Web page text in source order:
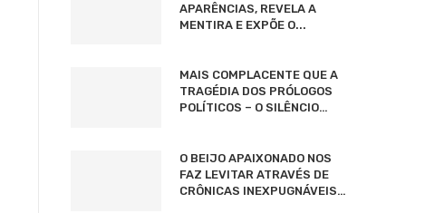
APARÊNCIAS, REVELA A
MENTIRA E EXPÕE O...
MAIS COMPLACENTE QUE A
TRAGÉDIA DOS PRÓLOGOS
POLÍTICOS – O SILÊNCIO…
O BEIJO APAIXONADO NOS
FAZ LEVITAR ATRAVÉS DE
CRÔNICAS INEXPUGNÁVEIS…